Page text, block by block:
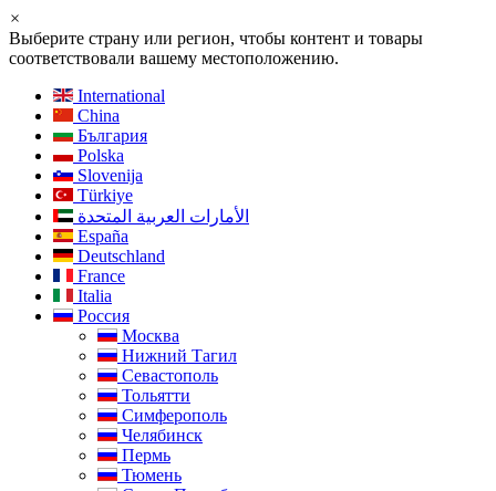
×
Выберите страну или регион, чтобы контент и товары
соответствовали вашему местоположению.
International
China
България
Polska
Slovenija
Türkiye
الأمارات العربية المتحدة
España
Deutschland
France
Italia
Россия
Москва
Нижний Тагил
Севастополь
Тольятти
Симферополь
Челябинск
Пермь
Тюмень